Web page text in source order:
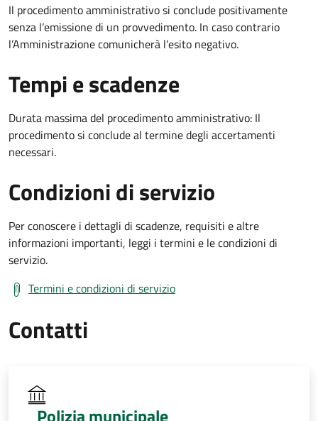
Il procedimento amministrativo si conclude positivamente
senza l’emissione di un provvedimento. In caso contrario
l’Amministrazione comunicherà l’esito negativo.
Tempi e scadenze
Durata massima del procedimento amministrativo: Il
procedimento si conclude al termine degli accertamenti
necessari.
Condizioni di servizio
Per conoscere i dettagli di scadenze, requisiti e altre
informazioni importanti, leggi i termini e le condizioni di
servizio.
Termini e condizioni di servizio
Contatti
Polizia municipale